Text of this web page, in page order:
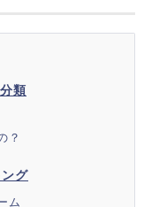
類
？
グ
ム